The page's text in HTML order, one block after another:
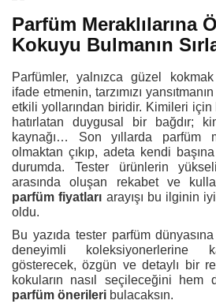
Parfüm Meraklılarına
Kokuyu Bulmanın
Parfümler, yalnızca güzel
ifade etmenin, tarzımızı
etkili yollarından biridir. Kimileri için
hatırlatan duygusal bir bağdır;
kaynağı… Son yıllarda parfüm
olmaktan çıkıp, adeta kendi
durumda. Tester ürünlerin
arasında oluşan rekabet ve
parfüm fiyatları arayışı bu ilginin
oldu.
Bu yazıda tester parfüm
deneyimli koleksiyonerlerine
gösterecek, özgün ve detaylı bir
kokuların nasıl seçileceğini hem
parfüm önerileri bulacaksın.